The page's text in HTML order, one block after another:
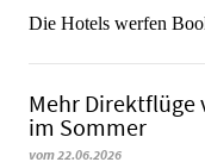
​​​​​​​Die Hotels werfen
Mehr Direktflüge
im Sommer
vom 22.06.2026